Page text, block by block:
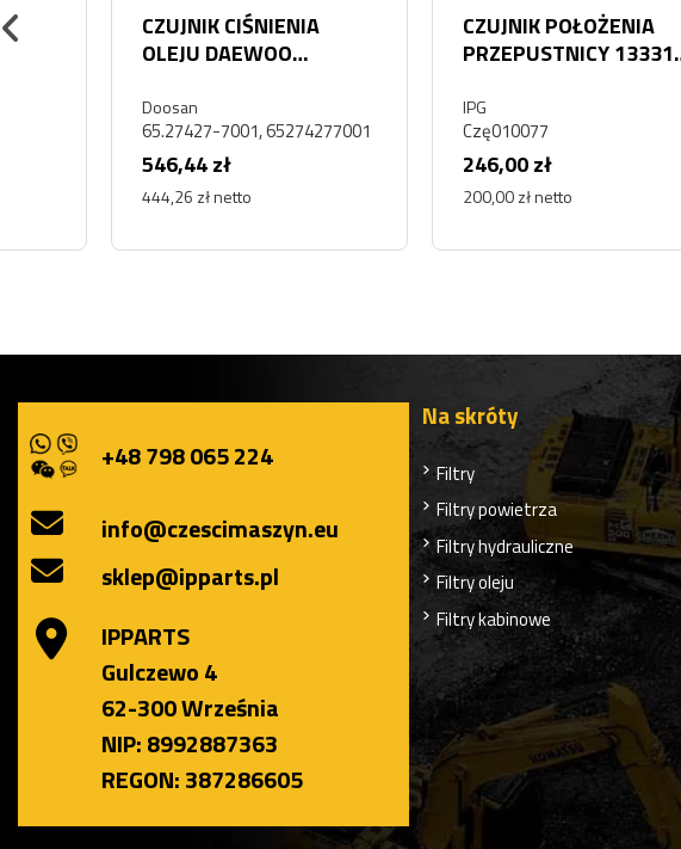
CZUJNIK CIŚNIENIA
OLEJU DAEWOO
65.27427-7001, 65274277001
444,26 zł netto
CZUJNIK POŁOŻENIA
PRZEPUSTNICY 133313
Czę010077
200,00 zł netto
+48 798 065 224
info@czescimaszyn.eu
sklep@ipparts.pl
IPPARTS
Gulczewo 4
62-300 Września
NIP: 8992887363
REGON: 387286605
Na skróty
Filtry
Filtry powietrza
Filtry hydrauliczne
Filtry oleju
Filtry kabinowe